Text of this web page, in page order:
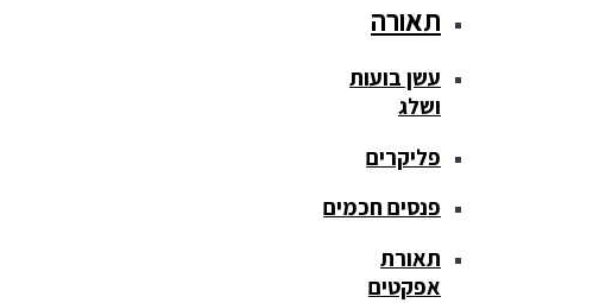
תאורה
עשן בועות
ושלג
פליקרים
פנסים חכמים
תאורת
אפקטים